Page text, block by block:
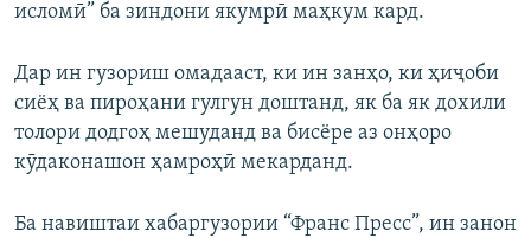
исломӣ” ба зиндони якумрӣ маҳкум кард.
Дар ин гузориш омадааст, ки ин занҳо, ки ҳиҷоби
сиёҳ ва пироҳани гулгун доштанд, як ба як дохили
толори додгоҳ мешуданд ва бисёре аз онҳоро
кӯдаконашон ҳамроҳӣ мекарданд.
Ба навиштаи хабаргузории “Франс Пресс”, ин занон